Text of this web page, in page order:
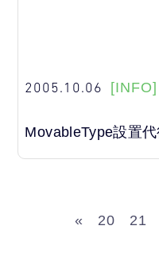
2005.10.06 [INFO]
MovableType設置
« 20 21